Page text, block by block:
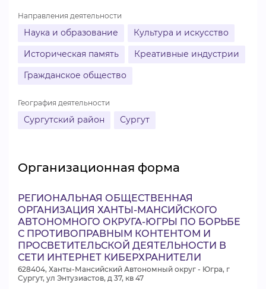
Направления деятельности
Наука и образование
Культура и искусство
Историческая память
Креативные индустрии
Гражданское общество
География деятельности
Сургутский район Сургут
Организационная форма
РЕГИОНАЛЬНАЯ ОБЩЕСТВЕННАЯ
ОРГАНИЗАЦИЯ ХАНТЫ-МАНСИЙСКОГО
АВТОНОМНОГО ОКРУГА-ЮГРЫ ПО БОРЬБЕ
С ПРОТИВОПРАВНЫМ КОНТЕНТОМ И
ПРОСВЕТИТЕЛЬСКОЙ ДЕЯТЕЛЬНОСТИ В
СЕТИ ИНТЕРНЕТ КИБЕРХРАНИТЕЛИ
628404, Ханты-Мансийский Автономный округ - Югра, г
Сургут, ул Энтузиастов, д 37, кв 47